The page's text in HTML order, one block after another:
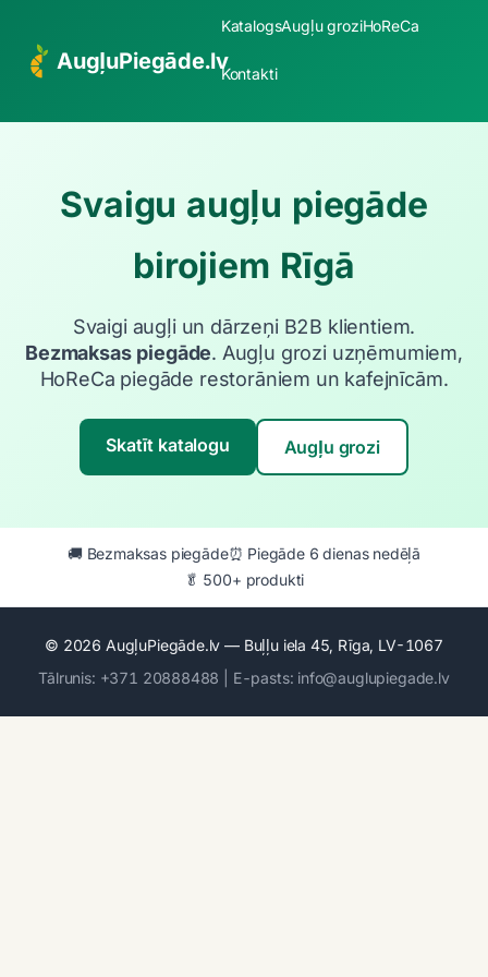
AugļuPiegāde.lv
KatalogsAugļu groziHoReCa
Kontakti
Svaigu augļu piegāde
birojiem Rīgā
Svaigi augļi un dārzeņi B2B klientiem.
Bezmaksas piegāde. Augļu grozi uzņēmumiem,
HoReCa piegāde restorāniem un kafejnīcām.
Skatīt katalogu Augļu grozi
🚚 Bezmaksas piegāde⏰ Piegāde 6 dienas nedēļā
🥬 500+ produkti
© 2026 AugļuPiegāde.lv — Buļļu iela 45, Rīga, LV-1067
Tālrunis: +371 20888488 | E-pasts: info@auglupiegade.lv